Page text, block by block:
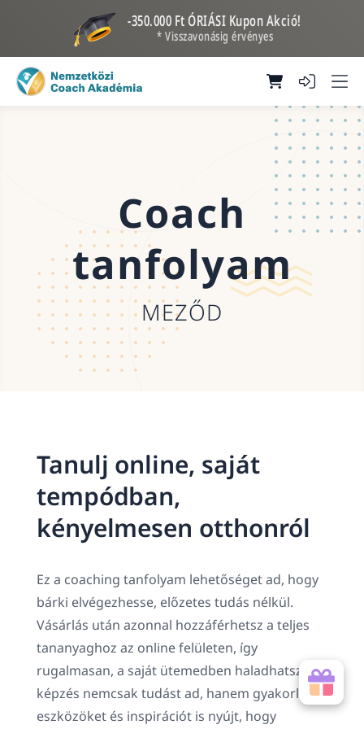
-350.000 Ft ÓRIÁSI Kupon Akció!
* Visszavonásig érvényes
Coach
tanfolyam
MEZŐD
Tanulj online, saját
tempódban,
kényelmesen otthonról
Ez a coaching tanfolyam lehetőséget ad, hogy
bárki elvégezhesse, előzetes tudás nélkül.
Vásárlás után azonnal hozzáférhetsz a teljes
tananyaghoz az online felületen, így
rugalmasan, a saját ütemedben haladhatsz. A
képzés nemcsak tudást ad, hanem gyakorlati
eszközöket és inspirációt is nyújt, hogy